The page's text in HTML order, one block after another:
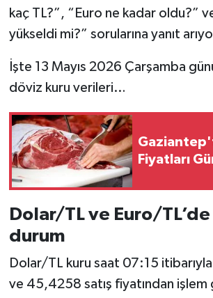
kaç TL?”, “Euro ne kadar oldu?”
yükseldi mi?” sorularına yanıt
İşte 13 Mayıs 2026 Çarşamba
döviz kuru verileri…
Fiyatları
Dolar/TL ve Euro/TL’de
durum
Dolar/TL kuru saat 07:15
ve 45,4258 satış fiyatından işlem